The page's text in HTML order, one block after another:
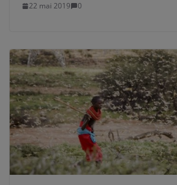
22 mai 2019 0